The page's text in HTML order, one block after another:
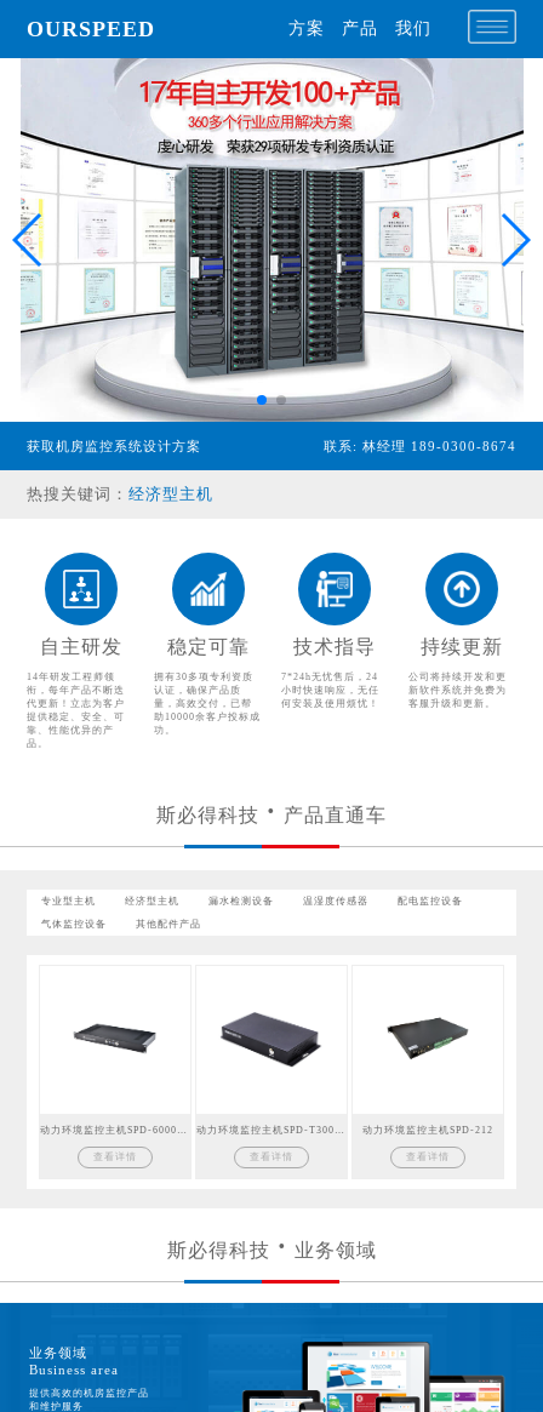
OURSPEED 方案 产品 我们
获取机房监控系统设计方案 联系: 林经理 189-0300-8674
热搜关键词：经济型主机
温湿度传感器
配电监控设备
气体监控设备
其他配件产品
自主研发
14年研发工程师领
衔，每年产品不断迭
代更新！立志为客户
提供稳定、安全、可
靠、性能优异的产
品。
稳定可靠
拥有30多项专利资质
认证，确保产品质
量，高效交付，已帮
助10000余客户投标成
功。
技术指导
7*24h无忧售后，24
小时快速响应，无任
何安装及使用烦忧！
持续更新
公司将持续开发和更
新软件系统并免费为
客服升级和更新。
斯必得科技 产品直通车
专业型主机 经济型主机 漏水检测设备 温湿度传感器 配电监控设备
气体监控设备 其他配件产品
查看详情 查看详情
动力环境监控主机SPD-212
查看详情
斯必得科技 业务领域
业务领域
Business area
提供高效的机房监控产品
和维护服务